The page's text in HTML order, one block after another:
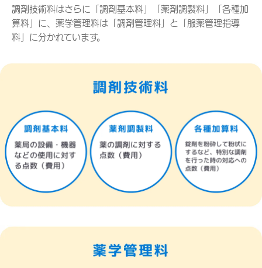
調剤技術料はさらに「調剤基本料」「薬剤調製料」「各種加
算料」に、薬学管理料は「調剤管理料」と「服薬管理指導
料」に分かれています。